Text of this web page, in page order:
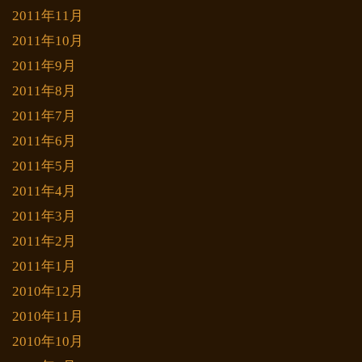
2011年11月
2011年10月
2011年9月
2011年8月
2011年7月
2011年6月
2011年5月
2011年4月
2011年3月
2011年2月
2011年1月
2010年12月
2010年11月
2010年10月